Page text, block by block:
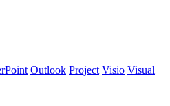
Outlook Project Visio Visual